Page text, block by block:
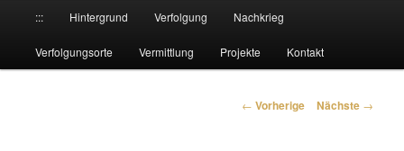
Zum Inhalt wechseln
Zum sekundären Inhalt wechseln
::: Hintergrund Verfolgung Nachkrieg
Verfolgungsorte Vermittlung Projekte Kontakt
Artikelnavigation
← Vorherige Nächste →